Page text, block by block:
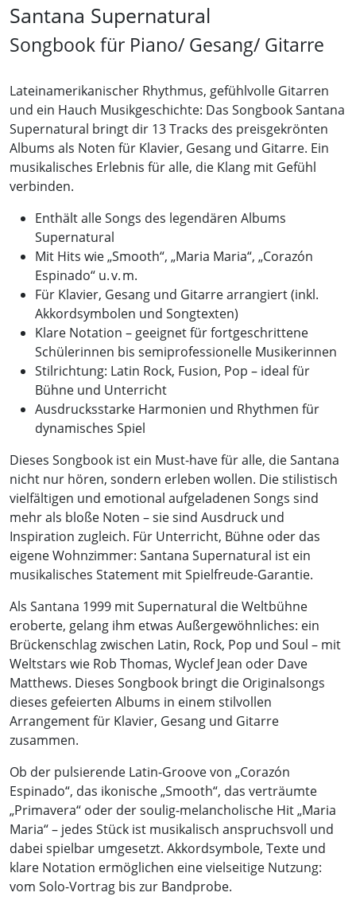
Santana Supernatural
Songbook für Piano/ Gesang/ Gitarre
Lateinamerikanischer Rhythmus, gefühlvolle Gitarren
und ein Hauch Musikgeschichte: Das Songbook Santana
Supernatural bringt dir 13 Tracks des preisgekrönten
Albums als Noten für Klavier, Gesang und Gitarre. Ein
musikalisches Erlebnis für alle, die Klang mit Gefühl
verbinden.
Enthält alle Songs des legendären Albums
Supernatural
Mit Hits wie „Smooth“, „Maria Maria“, „Corazón
Espinado“ u. v. m.
Für Klavier, Gesang und Gitarre arrangiert (inkl.
Akkordsymbolen und Songtexten)
Klare Notation – geeignet für fortgeschrittene
Schülerinnen bis semiprofessionelle Musikerinnen
Stilrichtung: Latin Rock, Fusion, Pop – ideal für
Bühne und Unterricht
Ausdrucksstarke Harmonien und Rhythmen für
dynamisches Spiel
Dieses Songbook ist ein Must-have für alle, die Santana
nicht nur hören, sondern erleben wollen. Die stilistisch
vielfältigen und emotional aufgeladenen Songs sind
mehr als bloße Noten – sie sind Ausdruck und
Inspiration zugleich. Für Unterricht, Bühne oder das
eigene Wohnzimmer: Santana Supernatural ist ein
musikalisches Statement mit Spielfreude-Garantie.
Als Santana 1999 mit Supernatural die Weltbühne
eroberte, gelang ihm etwas Außergewöhnliches: ein
Brückenschlag zwischen Latin, Rock, Pop und Soul – mit
Weltstars wie Rob Thomas, Wyclef Jean oder Dave
Matthews. Dieses Songbook bringt die Originalsongs
dieses gefeierten Albums in einem stilvollen
Arrangement für Klavier, Gesang und Gitarre
zusammen.
Ob der pulsierende Latin-Groove von „Corazón
Espinado“, das ikonische „Smooth“, das verträumte
„Primavera“ oder der soulig-melancholische Hit „Maria
Maria“ – jedes Stück ist musikalisch anspruchsvoll und
dabei spielbar umgesetzt. Akkordsymbole, Texte und
klare Notation ermöglichen eine vielseitige Nutzung:
vom Solo-Vortrag bis zur Bandprobe.